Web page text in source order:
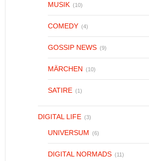
MUSIK (10)
COMEDY (4)
GOSSIP NEWS (9)
MÄRCHEN (10)
SATIRE (1)
DIGITAL LIFE (3)
UNIVERSUM (6)
DIGITAL NORMADS (11)